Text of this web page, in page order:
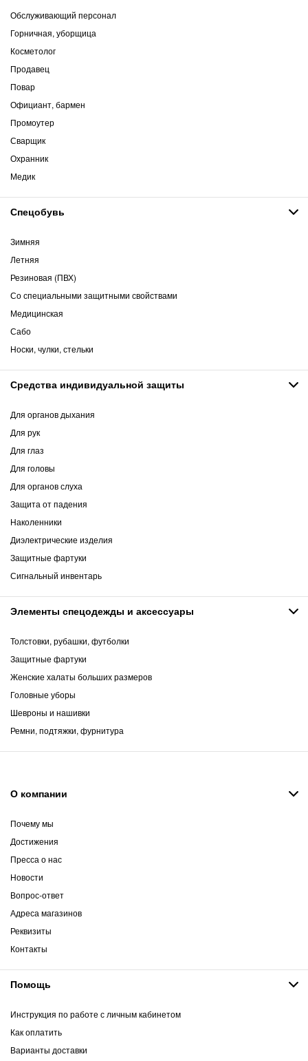
Обслуживающий персонал
Горничная, уборщица
Косметолог
Продавец
Повар
Официант, бармен
Промоутер
Сварщик
Охранник
Медик
Спецобувь
Зимняя
Летняя
Резиновая (ПВХ)
Со специальными защитными свойствами
Медицинская
Сабо
Носки, чулки, стельки
Средства индивидуальной защиты
Для органов дыхания
Для рук
Для глаз
Для головы
Для органов слуха
Защита от падения
Наколенники
Диэлектрические изделия
Защитные фартуки
Сигнальный инвентарь
Элементы спецодежды и аксессуары
Толстовки, рубашки, футболки
Защитные фартуки
Женские халаты больших размеров
Головные уборы
Шевроны и нашивки
Ремни, подтяжки, фурнитура
О компании
Почему мы
Достижения
Пресса о нас
Новости
Вопрос-ответ
Адреса магазинов
Реквизиты
Контакты
Помощь
Инструкция по работе с личным кабинетом
Как оплатить
Варианты доставки